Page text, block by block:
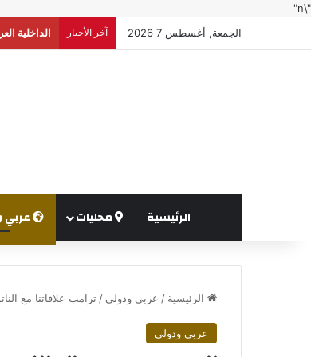
"\n"
الجمعة, أغسطس 7 2026
آخر الأخبار الداخلية
الرئيسية محليات
الرئيسية / عربي ودولي / ترامب علاقاتنا مع
عربي ودولي